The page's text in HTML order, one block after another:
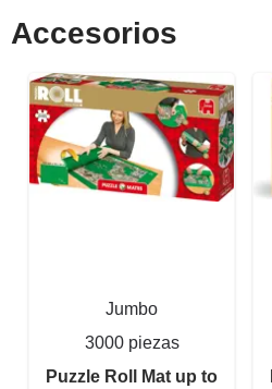
Accesorios
Jumbo
3000 piezas
Puzzle Roll Mat up to